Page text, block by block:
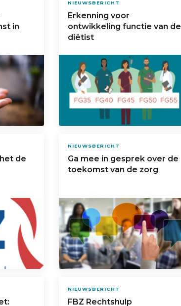
in
NIEUWSBERICHT
Erkenning voor
ontwikkeling functie van de
diëtist
de
NIEUWSBERICHT
Ga mee in gesprek over de
toekomst van de zorg
NIEUWSBERICHT
FBZ Rechtshulp